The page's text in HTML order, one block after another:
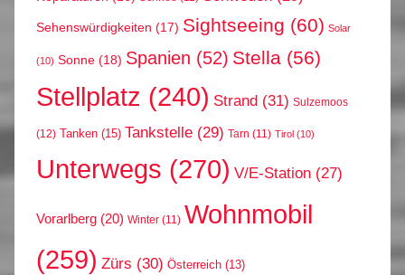
Sehenswürdigkeiten (17) Sightseeing (60) Solar
(10) Sonne (18) Spanien (52) Stella (56)
Stellplatz (240) Strand (31) Sulzemoos
(12) Tanken (15) Tankstelle (29) Tarn (11) Tirol (10)
Unterwegs (270) V/E-Station (27)
Vorarlberg (20) Winter (11) Wohnmobil
(259) Zürs (30) Österreich (13)